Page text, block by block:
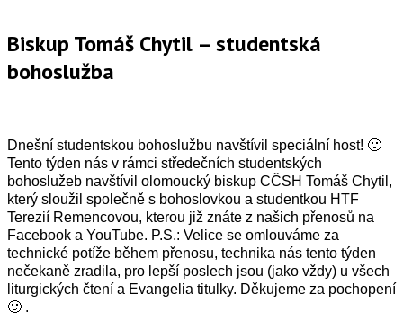
Biskup Tomáš Chytil – studentská
bohoslužba
Dnešní studentskou bohoslužbu navštívil speciální host! 🙂
Tento týden nás v rámci středečních studentských
bohoslužeb navštívil olomoucký biskup CČSH Tomáš Chytil,
který sloužil společně s bohoslovkou a studentkou HTF
Terezií Remencovou, kterou již znáte z našich přenosů na
Facebook a YouTube. P.S.: Velice se omlouváme za
technické potíže během přenosu, technika nás tento týden
nečekaně zradila, pro lepší poslech jsou (jako vždy) u všech
liturgických čtení a Evangelia titulky. Děkujeme za pochopení
🙂 .